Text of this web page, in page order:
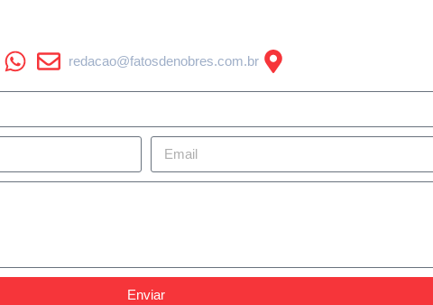
redacao@fatosdenobres.com.br
Enviar